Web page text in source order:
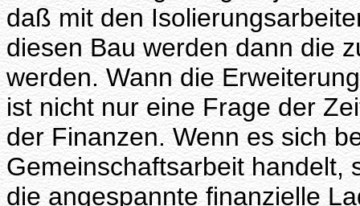
daß mit den
diesen Bau werden dann die
werden. Wann die
ist nicht nur eine Frage der
der Finanzen. Wenn es sich
Gemeinschaftsarbeit handelt,
die angespannte finanzielle